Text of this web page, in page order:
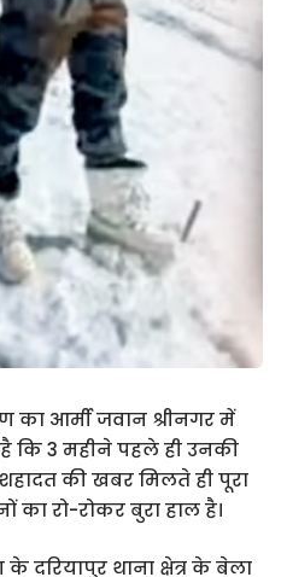
का आर्मी जवान श्रीनगर में
है कि 3 महीने पहले ही उनकी
की खबर मिलते ही पूरा
का रो-रोकर बुरा हाल है।
दरियापुर थाना क्षेत्र के बेला